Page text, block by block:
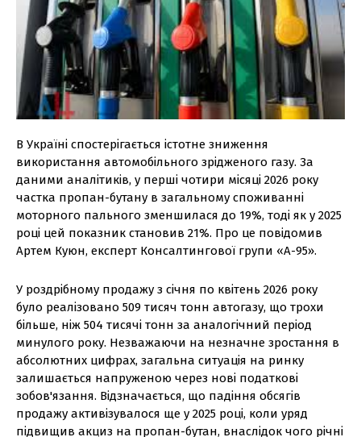
В Україні спостерігається істотне зниження
використання автомобільного зрідженого газу. За
даними аналітиків, у перші чотири місяці 2026 року
частка пропан-бутану в загальному споживанні
моторного пального зменшилася до 19%, тоді як у 2025
році цей показник становив 21%. Про це повідомив
Артем Куюн, експерт Консалтингової групи «А-95».
У роздрібному продажу з січня по квітень 2026 року
було реалізовано 509 тисяч тонн автогазу, що трохи
більше, ніж 504 тисячі тонн за аналогічний період
минулого року. Незважаючи на незначне зростання в
абсолютних цифрах, загальна ситуація на ринку
залишається напруженою через нові податкові
зобов'язання. Відзначається, що падіння обсягів
продажу активізувалося ще у 2025 році, коли уряд
підвищив акциз на пропан-бутан, внаслідок чого річні